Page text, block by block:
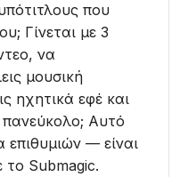
που
Γίνεται με 3
να
μουσική
ηχητικά εφέ και
πανεύκολο; Αυτό
επιθυμιών — είναι
το Submagic.